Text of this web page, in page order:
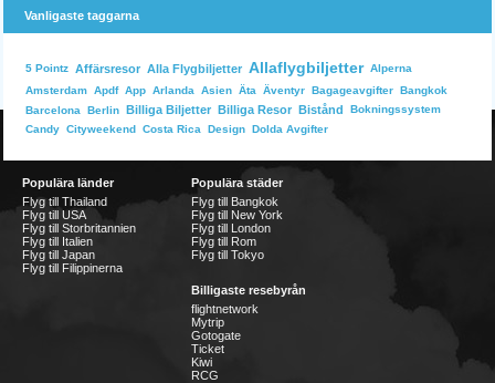
Vanligaste taggarna
5 Pointz Affärsresor Alla Flygbiljetter Allaflygbiljetter Alperna
Amsterdam Apdf App Arlanda Asien Äta Äventyr Bagageavgifter Bangkok
Barcelona
Berlin Billiga Biljetter Billiga Resor Bistånd
Bokningssystem
Candy Cityweekend Costa Rica Design Dolda Avgifter
Populära länder
Flyg till Thailand
Flyg till USA
Flyg till Storbritannien
Flyg till Italien
Flyg till Japan
Flyg till Filippinerna
Populära städer
Flyg till Bangkok
Flyg till New York
Flyg till London
Flyg till Rom
Flyg till Tokyo
Billigaste resebyrån
flightnetwork
Mytrip
Gotogate
Ticket
Kiwi
RCG